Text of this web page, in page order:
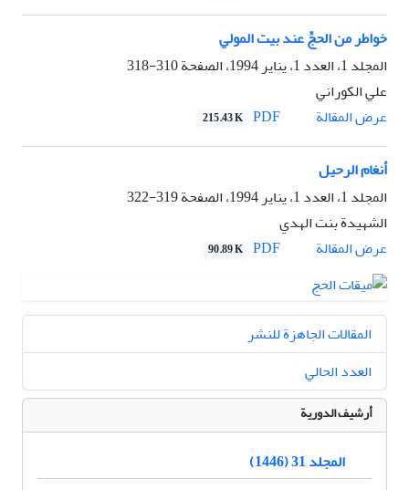
خواطر من الحجِّ عند بيت المولي
المجلد 1، العدد 1، يناير 1994، الصفحة
310-318
علي الکوراني
عرض المقالة
215.43 K
أنغام الرحيل
المجلد 1، العدد 1، يناير 1994، الصفحة
319-322
الشهيدة بنت الهدي
عرض المقالة
90.89 K
المقالات الجاهزة للنشر
العدد الحالي
أرشيف الدورية
المجلد 31 (1446)